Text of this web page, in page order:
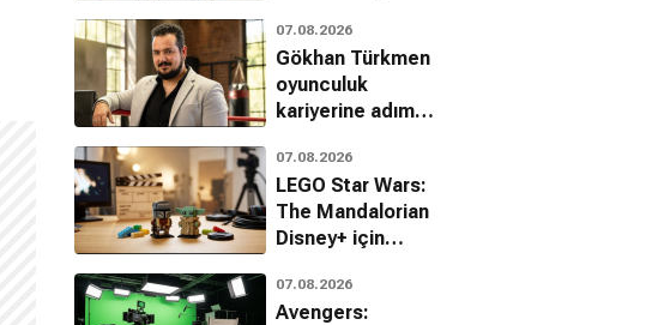
07.08.2026
Gökhan Türkmen
oyunculuk
kariyerine adım
07.08.2026
LEGO Star Wars:
The Mandalorian
Disney+ için
07.08.2026
Avengers: